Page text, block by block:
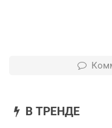
В ТРЕНДЕ